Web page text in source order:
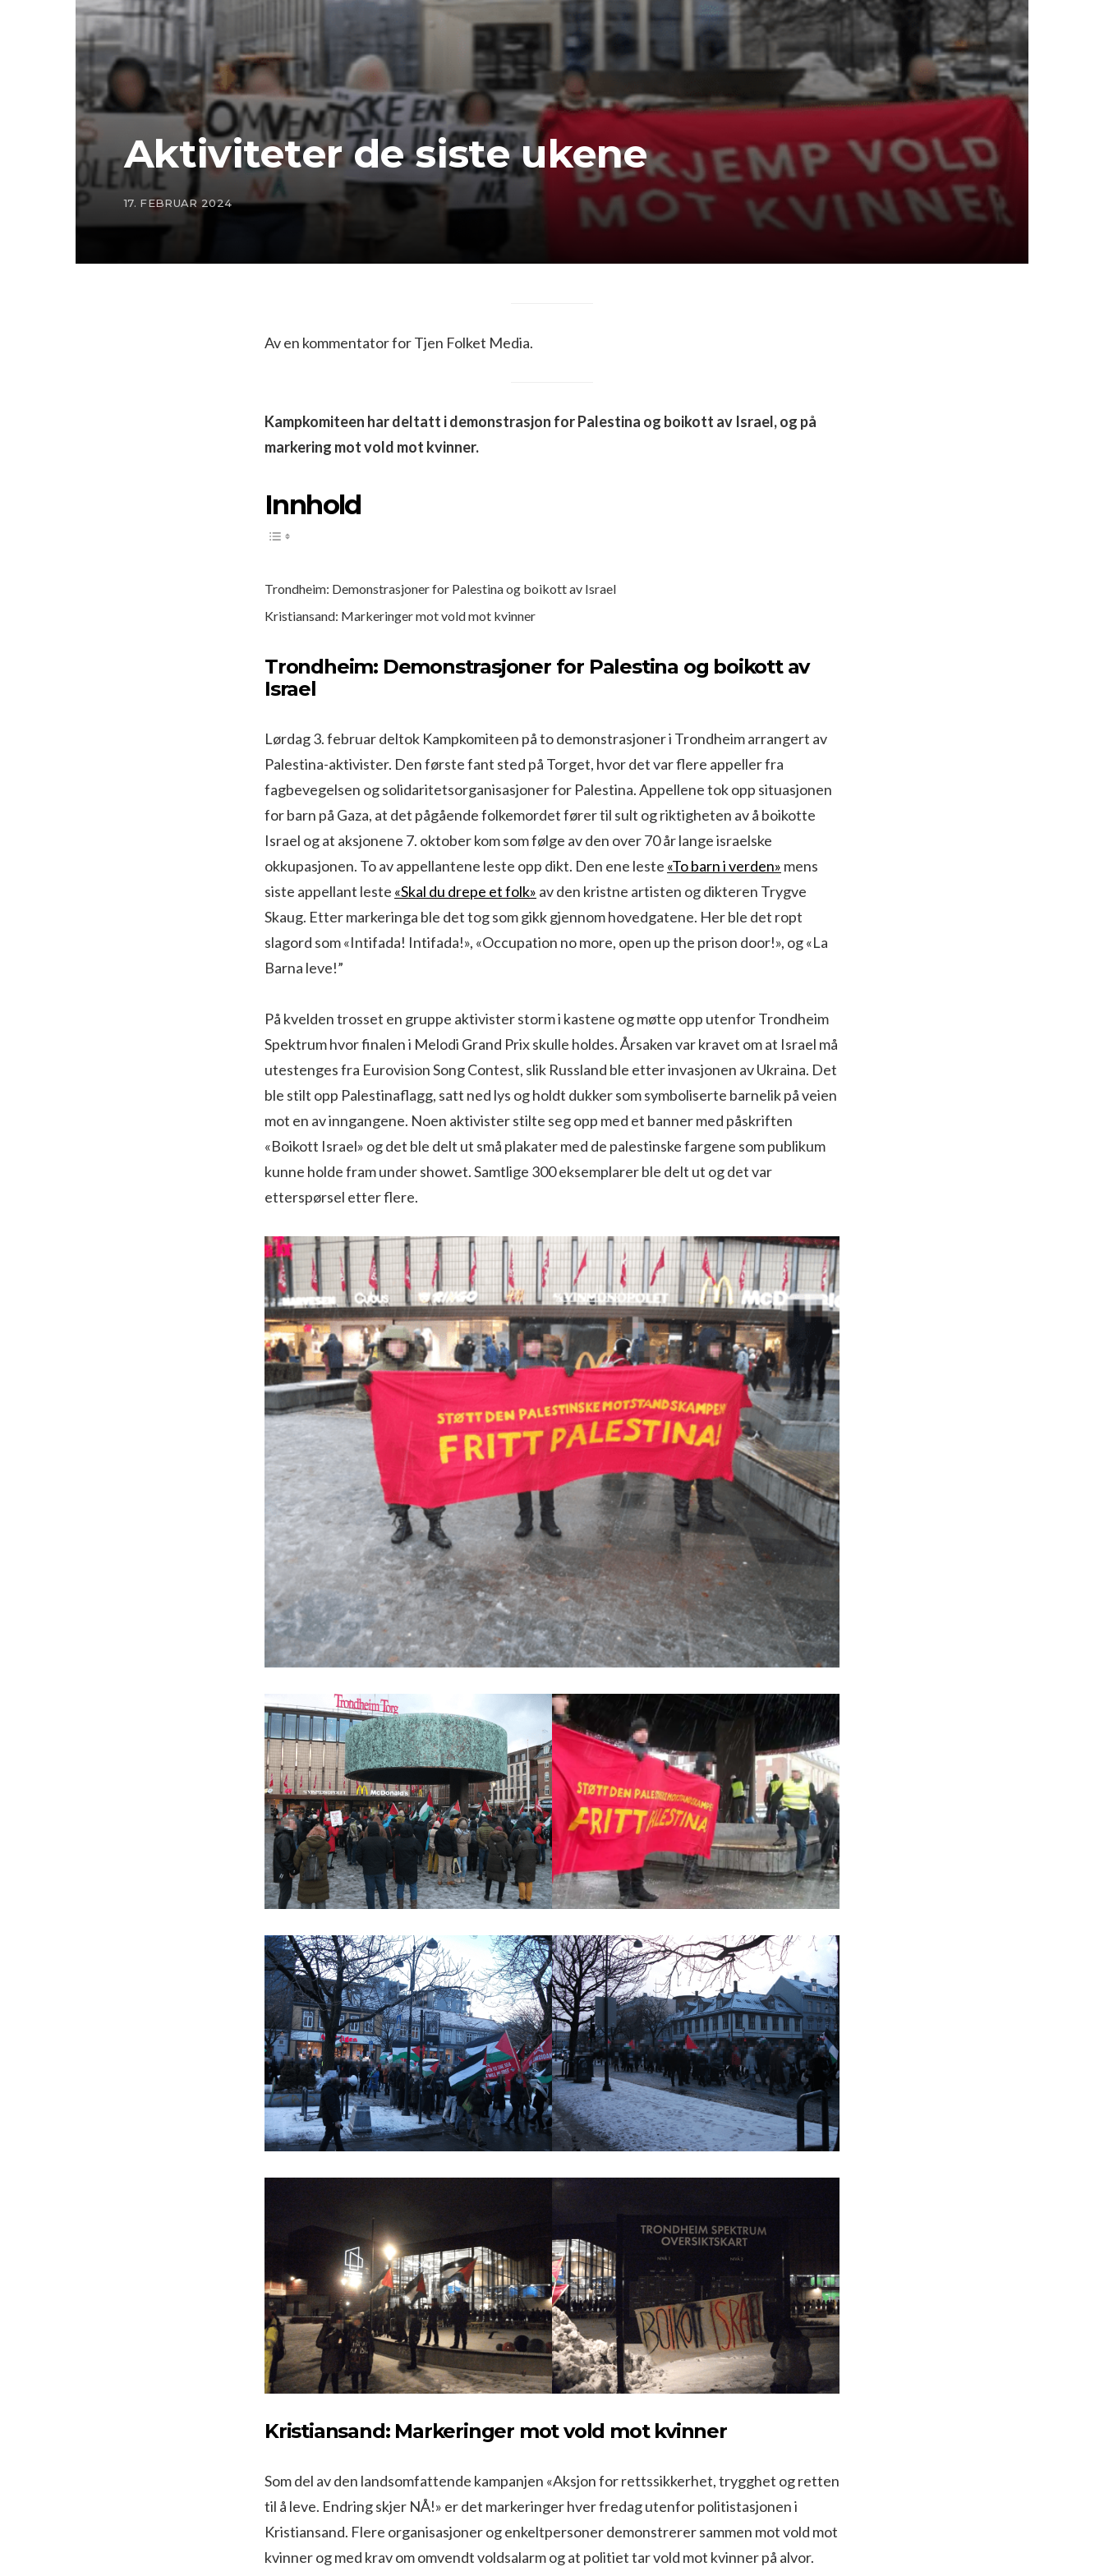
Aktiviteter de siste ukene
17. FEBRUAR 2024
Av en kommentator for Tjen Folket Media.
Kampkomiteen har deltatt i demonstrasjon for Palestina og boikott av Israel, og på
markering mot vold mot kvinner.
Innhold
Trondheim: Demonstrasjoner for Palestina og boikott av Israel
Kristiansand: Markeringer mot vold mot kvinner
Trondheim: Demonstrasjoner for Palestina og boikott av
Israel
Lørdag 3. februar deltok Kampkomiteen på to demonstrasjoner i Trondheim arrangert av
Palestina-aktivister. Den første fant sted på Torget, hvor det var flere appeller fra
fagbevegelsen og solidaritetsorganisasjoner for Palestina. Appellene tok opp situasjonen
for barn på Gaza, at det pågående folkemordet fører til sult og riktigheten av å boikotte
Israel og at aksjonene 7. oktober kom som følge av den over 70 år lange israelske
okkupasjonen. To av appellantene leste opp dikt. Den ene leste «To barn i verden» mens
siste appellant leste «Skal du drepe et folk» av den kristne artisten og dikteren Trygve
Skaug. Etter markeringa ble det tog som gikk gjennom hovedgatene. Her ble det ropt
slagord som «Intifada! Intifada!», «Occupation no more, open up the prison door!», og «La
Barna leve!”
På kvelden trosset en gruppe aktivister storm i kastene og møtte opp utenfor Trondheim
Spektrum hvor finalen i Melodi Grand Prix skulle holdes. Årsaken var kravet om at Israel må
utestenges fra Eurovision Song Contest, slik Russland ble etter invasjonen av Ukraina. Det
ble stilt opp Palestinaflagg, satt ned lys og holdt dukker som symboliserte barnelik på veien
mot en av inngangene. Noen aktivister stilte seg opp med et banner med påskriften
«Boikott Israel» og det ble delt ut små plakater med de palestinske fargene som publikum
kunne holde fram under showet. Samtlige 300 eksemplarer ble delt ut og det var
etterspørsel etter flere.
Kristiansand: Markeringer mot vold mot kvinner
Som del av den landsomfattende kampanjen «Aksjon for rettssikkerhet, trygghet og retten
til å leve. Endring skjer NÅ!» er det markeringer hver fredag utenfor politistasjonen i
Kristiansand. Flere organisasjoner og enkeltpersoner demonstrerer sammen mot vold mot
kvinner og med krav om omvendt voldsalarm og at politiet tar vold mot kvinner på alvor.